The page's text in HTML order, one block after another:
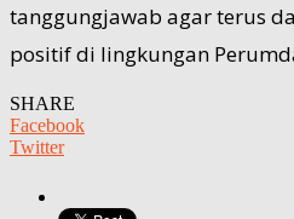
tanggungjawab agar terus
positif di lingkungan
SHARE
Facebook
Twitter